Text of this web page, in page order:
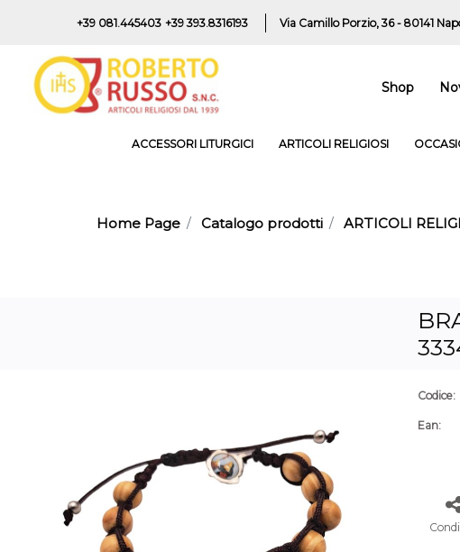
+39 081.445403 +39 393.8316193 Via Camillo Porzio, 36 - 80141
Shop
ACCESSORI LITURGICI ARTICOLI RELIGIOSI
Home Page Catalogo prodotti ARTICOLI
Codice:
Ean: